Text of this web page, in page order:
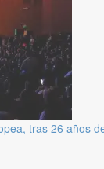
tras 26 años